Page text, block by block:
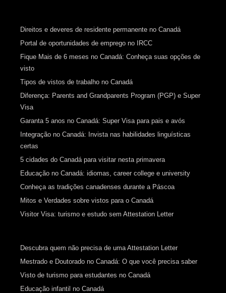
Direitos e deveres de residente permanente no Canadá
Portal de oportunidades de emprego no IRCC
Fique Mais de 6 meses no Canadá: Conheça suas opções de
visto
Tipos de vistos de trabalho no Canadá
Diferença: Parents and Grandparents Program (PGP) e Super
Visa
Garanta 5 anos no Canadá: Super Visa para pais e avós
Integração no Canadá: Invista nas habilidades linguísticas
certas
5 cidades do Canadá para visitar nesta primavera
Educação no Canadá: idiomas, career college e university
Conheça as tradições canadenses durante a Páscoa
Mitos e Verdades sobre vistos para o Canadá
Visitor Visa: turismo e estudo sem Attestation Letter
Descubra quem não precisa de uma Attestation Letter
Mestrado e Doutorado no Canadá: O que você precisa saber
Visto de turismo para estudantes no Canadá
Educação infantil no Canadá